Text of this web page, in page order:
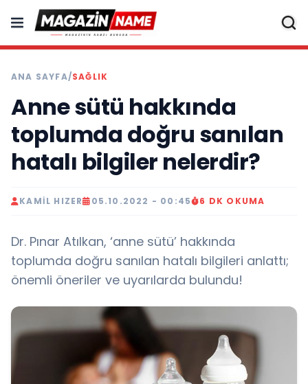
ANA SAYFA/SAĞLIK
Anne sütü hakkında
toplumda doğru sanılan
hatalı bilgiler nelerdir?
KAMIL HIZER 05.10.2022 - 00:45 6 DK OKUMA
Dr. Pınar Atılkan, ‘anne sütü’ hakkında
toplumda doğru sanılan hatalı bilgileri anlattı;
önemli öneriler ve uyarılarda bulundu!